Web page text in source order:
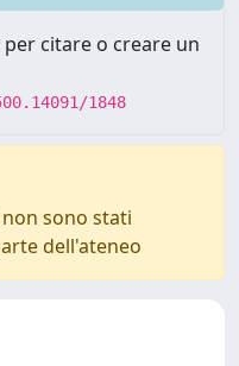
citare o creare un
1848
sono stati
dell'ateneo